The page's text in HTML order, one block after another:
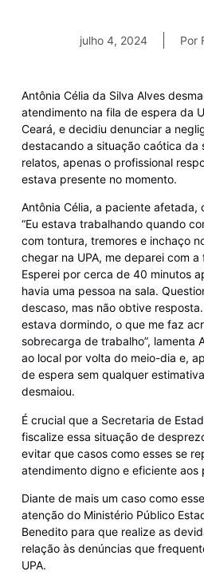
julho 4, 2024 Por
Antônia Célia da Silva Alves
atendimento na fila de espera da
Ceará, e decidiu denunciar a
destacando a situação caótica da
relatos, apenas o profissional
estava presente no momento.
Antônia Célia, a paciente afetada,
“Eu estava trabalhando quando
com tontura, tremores e inchaço
chegar na UPA, me deparei com
Esperei por cerca de 40 minutos
havia uma pessoa na sala.
descaso, mas não obtive
estava dormindo, o que me faz
sobrecarga de trabalho”, lamenta
ao local por volta do meio-dia e,
de espera sem qualquer
desmaiou.
É crucial que a Secretaria de
fiscalize essa situação de
evitar que casos como esses se
atendimento digno e eficiente aos
Diante de mais um caso como
atenção do Ministério Público
Benedito para que realize as
relação às denúncias que
UPA.